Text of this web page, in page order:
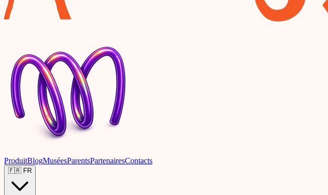
ProduitBlogMuséesParentsPartenairesContacts
🇫🇷 FR